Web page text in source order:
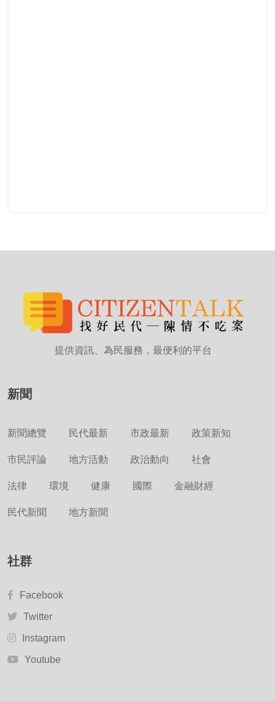
提供資訊、為民服務，最便利的平台
新聞
新聞總覽 民代最新 市政最新 政策新知
市民評論 地方活動 政治動向 社會
法律 環境 健康 國際 金融財經
民代新聞 地方新聞
社群
Facebook
Twitter
Instagram
Youtube